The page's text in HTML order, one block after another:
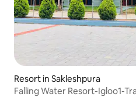
Resort in Sakleshpura
Falling Water Resort-Igloo1-